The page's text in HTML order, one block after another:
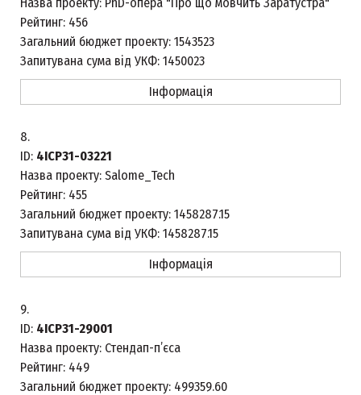
Рейтинг: 456
Загальний бюджет проекту: 1543523
Запитувана сума від УКФ: 1450023
Інформація
8.
ID: 4ICP31-03221
Назва проекту: Salome_Tech
Рейтинг: 455
Загальний бюджет проекту: 1458287.15
Запитувана сума від УКФ: 1458287.15
Інформація
9.
ID: 4ICP31-29001
Назва проекту: Стендап-п’єса
Рейтинг: 449
Загальний бюджет проекту: 499359.60